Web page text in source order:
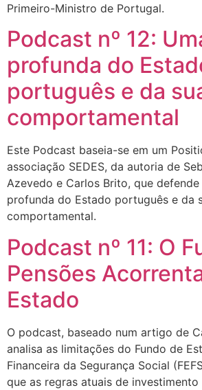
Primeiro-Ministro de Portugal.
Podcast nº 12:
profunda do
português e da
comportamental
Este Podcast baseia-se em um
associação SEDES, da autoria de
Azevedo e Carlos Brito, que
profunda do Estado português e da
comportamental.
Podcast nº 11: O
Pensões
Estado
O podcast, baseado num artigo de
analisa as limitações do Fundo de
Financeira da Segurança Social
que as regras atuais de